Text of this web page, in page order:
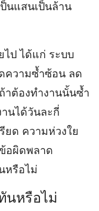
นแสนเป็นล้าน
ไป ได้แก่ ระบบ
ความซ้ำซ้อน ลด
าต้องทำงานนั้นซ้ำ
นได้วันละกี่
ยด ความห่วงใย
อผิดพลาด
หรือไม่
นหรือไม่